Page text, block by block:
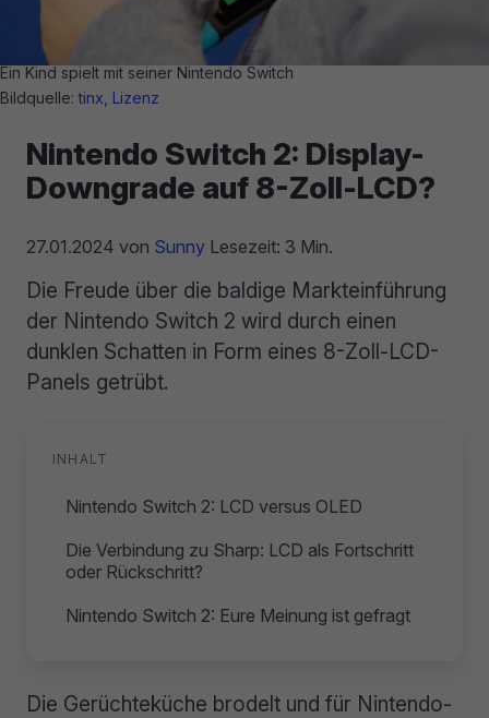
Ein Kind spielt mit seiner Nintendo Switch
Bildquelle:tinx Lizenz
Nintendo Switch 2: Display-
Downgrade auf 8-Zoll-LCD?
27.01.2024 von Sunny Lesezeit: 3 Min.
Die Freude über die baldige Markteinführung
der Nintendo Switch 2 wird durch einen
dunklen Schatten in Form eines 8-Zoll-LCD-
Panels getrübt.
INHALT
Nintendo Switch 2: LCD versus OLED
Die Verbindung zu Sharp: LCD als Fortschritt
oder Rückschritt?
Nintendo Switch 2: Eure Meinung ist gefragt
Die Gerüchteküche brodelt und für Nintendo-